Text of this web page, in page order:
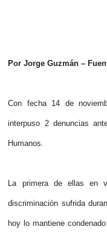
Por Jorge Guzmán –
Con fecha 14 de
interpuso 2 denuncias
Humanos.
La primera de ellas en
discriminación sufrida
hoy lo mantiene